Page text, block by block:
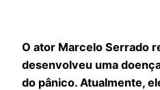
O ator Marcelo Serrado
desenvolveu uma
do pânico. Atualmente,